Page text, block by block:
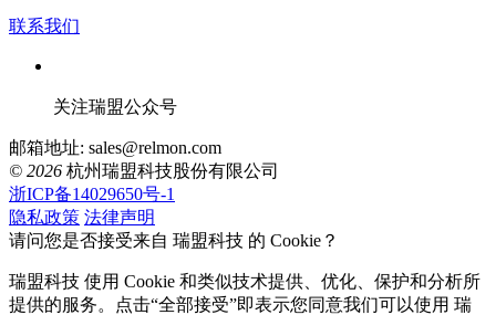
联系我们
关注瑞盟公众号
邮箱地址: sales@relmon.com
© 2026 杭州瑞盟科技股份有限公司
浙ICP备14029650号-1
隐私政策 法律声明
请问您是否接受来自 瑞盟科技 的 Cookie？
瑞盟科技 使用 Cookie 和类似技术提供、优化、保护和分析所
提供的服务。点击“全部接受”即表示您同意我们可以使用 瑞